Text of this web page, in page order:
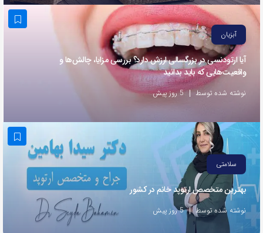
این
صفحه
دوستان
خود
اشتراک
بگذارید.
کپی
لینک
آبزیان
آیا ارتودنسی در بزرگسالی ارزش دارد؟ بررسی مزایا، چالش‌ها و
واقعیت‌هایی که باید بدانید
نوشته شده توسط 5 روز پیش
سلامتی
بهترین متخصص ارتوپد خانم در کشور
نوشته شده توسط 5 روز پیش